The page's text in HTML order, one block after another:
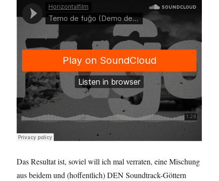
Das Resultat ist, soviel will ich mal verraten, eine Mischung
aus beidem und (hoffentlich) DEN Soundtrack-Göttern